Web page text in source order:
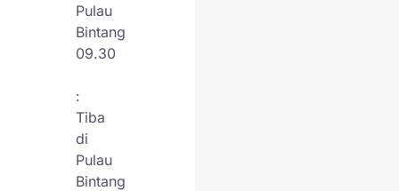
Pulau
Bintang
09.30
:
Tiba
di
Pulau
Bintang